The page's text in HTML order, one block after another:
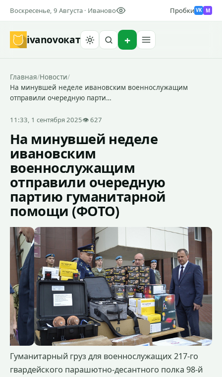
Воскресенье, 9 Августа · Иваново Пробки VK M
ivanovoкат
Главная/Новости/
На минувшей неделе ивановским военнослужащим
отправили очередную парти…
11:33, 1 сентября 2025👁 627
На минувшей неделе
ивановским
военнослужащим
отправили очередную
партию гуманитарной
помощи (ФОТО)
Гуманитарный груз для военнослужащих 217-го
гвардейского парашютно-десантного полка 98-й